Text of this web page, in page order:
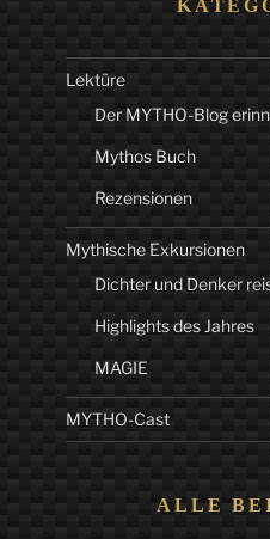
Lektüre
Der MYTHO-Blog
Mythos Buch
Rezensionen
Mythische Exkursionen
Dichter und Denker
Highlights des Jahres
MAGIE
MYTHO-Cast
ALLE